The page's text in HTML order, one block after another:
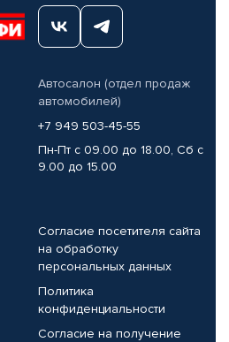
Автосалон (отдел продаж
автомобилей)
+7 949 503-45-55
Пн-Пт с 09.00 до 18.00, Сб с
9.00 до 15.00
Согласие посетителя сайта
на обработку
персональных данных
Политика
конфиденциальности
Согласие на получение